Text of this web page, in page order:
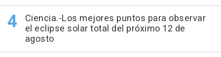
Ciencia.-Los mejores puntos para observar
el eclipse solar total del próximo 12 de
agosto